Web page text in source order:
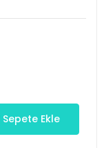
Sepete Ekle